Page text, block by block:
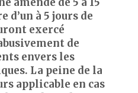
d’un à 5 jours de
exercé
de
envers les
La peine de la
applicable en cas